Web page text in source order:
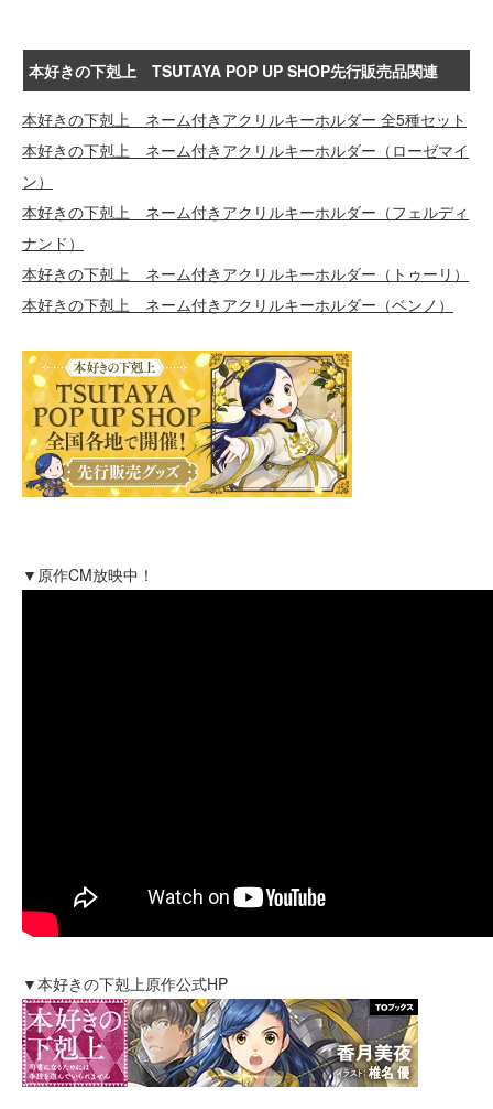
本好きの下剋上 TSUTAYA POP UP SHOP先行販売品関連
本好きの下剋上 ネーム付きアクリルキーホルダー 全5種セット
本好きの下剋上 ネーム付きアクリルキーホルダー（ローゼマイ
ン）
本好きの下剋上 ネーム付きアクリルキーホルダー（フェルディ
ナンド）
本好きの下剋上 ネーム付きアクリルキーホルダー（トゥーリ）
本好きの下剋上 ネーム付きアクリルキーホルダー（ベンノ）
▼原作CM放映中！
▼本好きの下剋上原作公式HP